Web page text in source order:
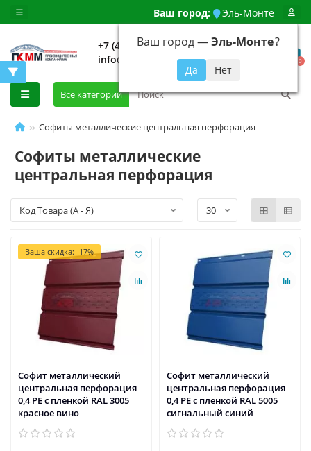
Ваш город: Эль-Монте
Ваш город —Эль-Монте?
+7 (499) 648-92-94
info@evroshtaketnikmoskva.ru
0
Все категории
Софиты металлические центральная перфорация
Софиты металлические
центральная перфорация
Ваша скидка: -17%
Софит металлический
центральная перфорация
0,4 PE с пленкой RAL 3005
красное вино
Софит металлический
центральная перфорация
0,4 PE с пленкой RAL 5005
сигнальный синий